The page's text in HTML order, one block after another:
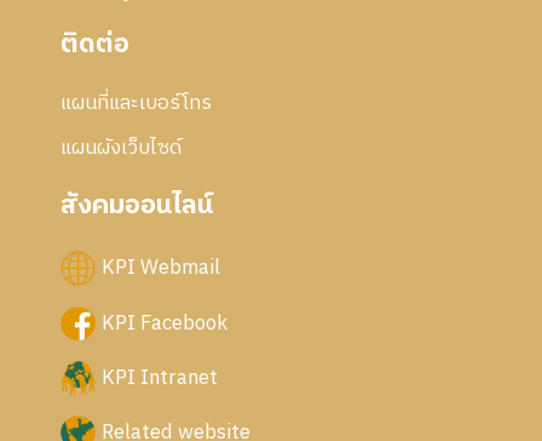
ติดต่อ
แผนที่และเบอร์โทร
แผนผังเว็บไซด์
สังคมออนไลน์
KPI Webmail
KPI Facebook
KPI Intranet
Related website